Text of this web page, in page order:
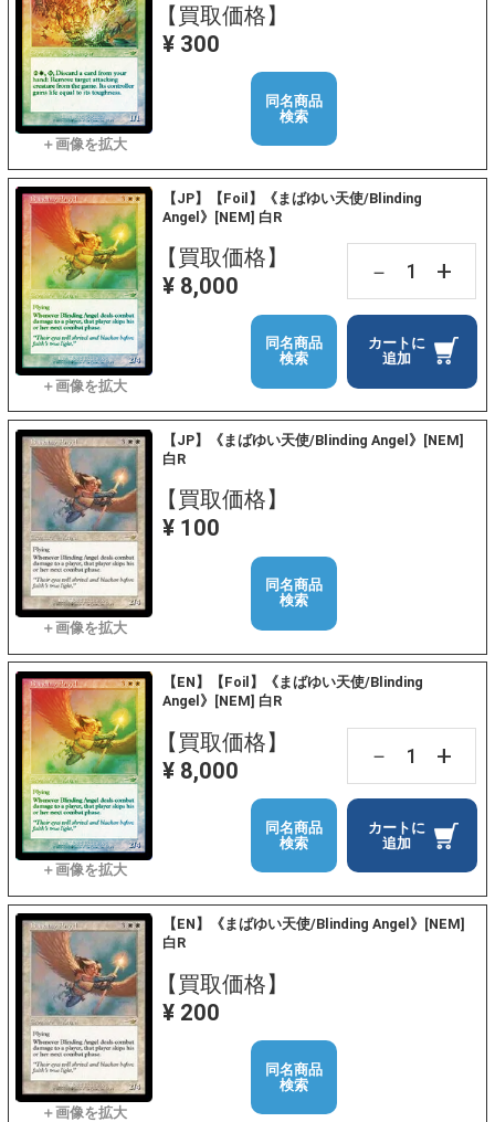
【買取価格】
¥ 300
同名商品
検索
【JP】【Foil】《まばゆい天使/Blinding
Angel》[NEM] 白R
【買取価格】
¥ 8,000
－ +
カートに
追加
同名商品
検索
【JP】《まばゆい天使/Blinding Angel》[NEM]
白R
【買取価格】
¥ 100
同名商品
検索
【EN】【Foil】《まばゆい天使/Blinding
Angel》[NEM] 白R
【買取価格】
¥ 8,000
－ +
カートに
追加
同名商品
検索
【EN】《まばゆい天使/Blinding Angel》[NEM]
白R
【買取価格】
¥ 200
同名商品
検索